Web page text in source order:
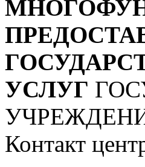
УСЛУГ
Контакт